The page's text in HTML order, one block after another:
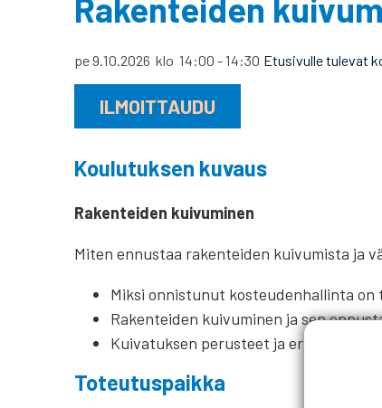
Rakenteiden
pe 9.10.2026 klo 14:00 -14:30 Etusivulle tulevat
ILMOITTAUDU
Koulutuksen kuvaus
Rakenteiden kuivuminen
Miten ennustaa rakenteiden kuivumista ja
Miksi onnistunut kosteudenhallinta on
Rakenteiden kuivuminen ja sen
Kuivatuksen perusteet ja eri ratkaisut.
Toteutuspaikka